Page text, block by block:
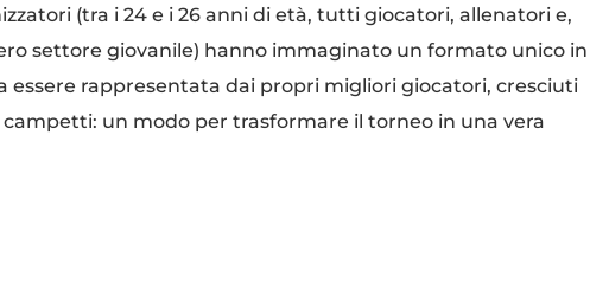
(tra i 24 e i 26 anni di età, tutti giocatori, allenatori e,
settore giovanile) hanno immaginato un formato unico in
essere rappresentata dai propri migliori giocatori, cresciuti
campetti: un modo per trasformare il torneo in una vera